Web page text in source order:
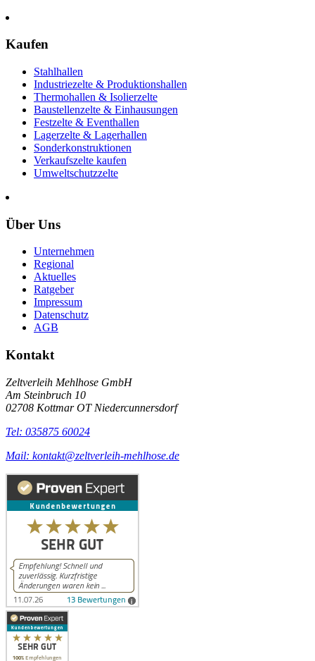
Kaufen
Stahlhallen
Industriezelte & Produktionshallen
Thermohallen & Isolierzelte
Baustellenzelte & Einhausungen
Festzelte & Eventhallen
Lagerzelte & Lagerhallen
Sonderkonstruktionen
Verkaufszelte kaufen
Umweltschutzzelte
Über Uns
Unternehmen
Regional
Aktuelles
Ratgeber
Impressum
Datenschutz
AGB
Kontakt
Zeltverleih Mehlhose GmbH
Am Steinbruch 10
02708 Kottmar OT Niedercunnersdorf
Tel: 035875 60024
Mail: kontakt@zeltverleih-mehlhose.de